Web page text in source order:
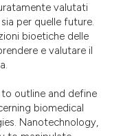
valutati
per quelle future.
bioetiche delle
e valutare il
outline and define
biomedical
Nanotechnology,